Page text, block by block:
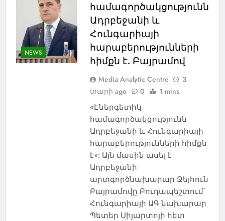
NEWS
համագործակցությունն
Ադրբեջանի և
Հունգարիայի
հարաբերությունների
հիմքն է. Բայրամով
Media Analytic Centre
3
տարի ago
0 1 mins
«Էներգետիկ
համագործակցությունն
Ադրբեջանի և Հունգարիայի
հարաբերությունների հիմքն
է»: Այն մասին ասել է
Ադրբեջանի
արտգործնախարար Ջեյհուն
Բայրամովը Բուդապեշտում՝
Հունգարիայի ԱԳ նախարար
Պետեր Սիյարտոյի հետ